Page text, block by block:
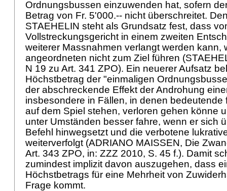
Ordnungsbussen einzuwenden hat, sofern
Betrag von Fr. 5'000.-- nicht überschreitet.
STAEHELIN steht als Grundsatz fest, dass
Vollstreckungsgericht in einem zweiten
weiterer Massnahmen verlangt werden kann,
angeordneten nicht zum Ziel führen
N 19 zu Art. 341 ZPO). Ein neuerer Aufsatz
Höchstbetrag der "einmaligen
der abschreckende Effekt der Androhung
insbesondere in Fällen, in denen bedeutende
auf dem Spiel stehen, verloren gehen könne
unter Umständen besser fahre, wenn er sich
Befehl hinwegsetzt und die verbotene
weiterverfolgt (ADRIANO MAISSEN, Die
Art. 343 ZPO, in: ZZZ 2010, S. 45 f.). Damit
zumindest implizit davon auszugehen, dass
Höchstbetrags für eine Mehrheit von
Frage kommt.